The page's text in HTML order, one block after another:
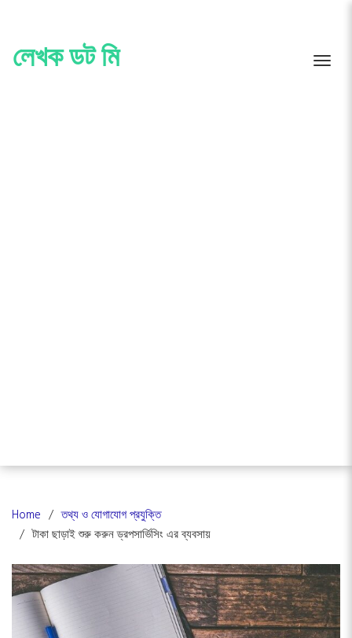
content
লেখক ডট মি
Home
তথ্য ও যোগাযোগ প্রযুক্তি
টাকা ছাড়াই শুরু করুন ড্রপসার্ভিসিং এর ব্যবসায়